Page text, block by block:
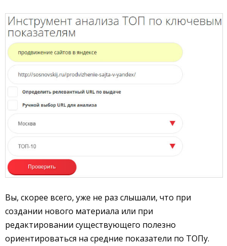
Вы, скорее всего, уже не раз слышали, что при
создании нового материала или при
редактировании существующего полезно
ориентироваться на средние показатели по ТОПу.